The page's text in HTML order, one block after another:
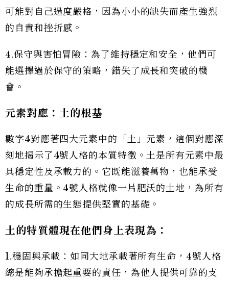
可能對自己過度嚴格，因為小小的缺失而產生強烈
的自責和挫折感。
4.保守與害怕冒險：為了維持穩定和安全，他們可
能選擇過於保守的策略，錯失了成長和突破的機
會。
元素對應：土的根基
數字4對應著四大元素中的「土」元素，這個對應深
刻地揭示了4號人格的本質特徵。土是所有元素中最
具穩定性及承載力的。它既能滋養萬物，也能承受
生命的重量。4號人格就像一片肥沃的土地，為所有
的成長所需的生態提供堅實的基礎。
土的特質體現在他們身上表現為：
1.穩固與承載：如同大地承載著所有生命，4號人格
總是能夠承擔起重要的責任，為他人提供可靠的支